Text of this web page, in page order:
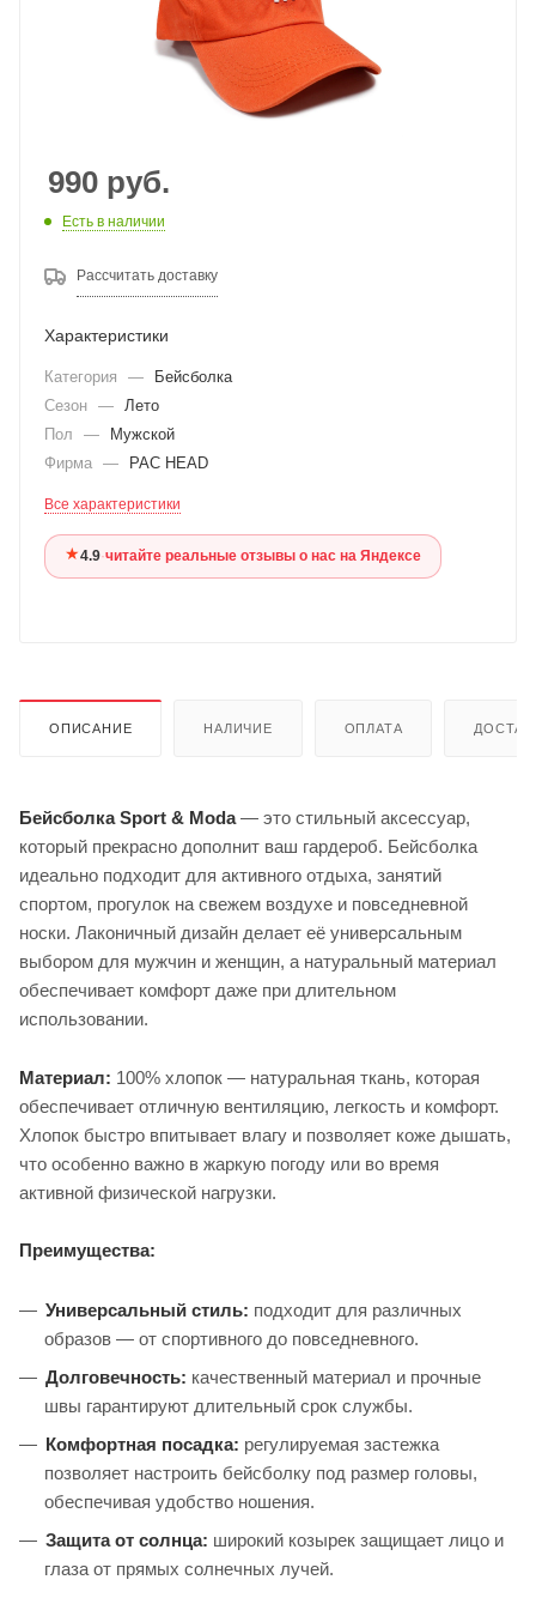
990 руб.
Есть в наличии
Рассчитать доставку
Характеристики
Категория —
Бейсболка
Сезон —
Лето
Пол
—
Мужской
Фирма — PAC HEAD
Все характеристики
★4.9·читайте реальные отзывы о нас на Яндексе
ОПИСАНИЕ НАЛИЧИЕ ОПЛАТА
Бейсболка Sport & Moda— это стильный аксессуар,
который прекрасно дополнит ваш гардероб. Бейсболка
идеально подходит для активного отдыха, занятий
спортом, прогулок на свежем воздухе и повседневной
носки. Лаконичный дизайн делает её универсальным
выбором для мужчин и женщин, а натуральный материал
обеспечивает комфорт даже при длительном
использовании.
Материал: 100% хлопок — натуральная ткань, которая
обеспечивает отличную вентиляцию, легкость и комфорт.
Хлопок быстро впитывает влагу и позволяет коже дышать,
что особенно важно в жаркую погоду или во время
активной физической нагрузки.
Преимущества:
Универсальный стиль: подходит для различных
образов — от спортивного до повседневного.
Долговечность: качественный материал и прочные
швы гарантируют длительный срок службы.
Комфортная посадка: регулируемая застежка
позволяет настроить бейсболку под размер головы,
обеспечивая удобство ношения.
Защита от солнца: широкий козырек защищает лицо и
глаза от прямых солнечных лучей.